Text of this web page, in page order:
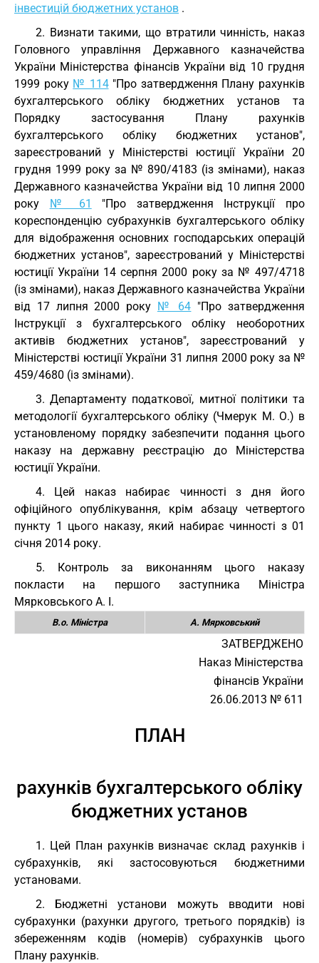
інвестицій бюджетних установ .
2. Визнати такими, що втратили чинність, наказ
Головного управління Державного казначейства
України Міністерства фінансів України від 10 грудня
1999 року № 114"Про затвердження Плану рахунків
бухгалтерського обліку бюджетних установ та
Порядку застосування Плану рахунків
бухгалтерського обліку бюджетних установ",
зареєстрований у Міністерстві юстиції України 20
грудня 1999 року за № 890/4183 (із змінами), наказ
Державного казначейства України від 10 липня 2000
року № 61
"Про затвердження Інструкції про
кореспонденцію субрахунків бухгалтерського обліку
для відображення основних господарських операцій
бюджетних установ", зареєстрований у Міністерстві
юстиції України 14 серпня 2000 року за № 497/4718
(із змінами), наказ Державного казначейства України
від 17 липня 2000 року № 64 "Про затвердження
Інструкції з бухгалтерського обліку необоротних
активів бюджетних установ", зареєстрований у
Міністерстві юстиції України 31 липня 2000 року за №
459/4680 (із змінами).
3. Департаменту податкової, митної політики та
методології бухгалтерського обліку (Чмерук М. О.) в
установленому порядку забезпечити подання цього
наказу на державну реєстрацію до Міністерства
юстиції України.
4. Цей наказ набирає чинності з дня його
офіційного опублікування, крім абзацу четвертого
пункту 1 цього наказу, який набирає чинності з 01
січня 2014 року.
5. Контроль за виконанням цього наказу
покласти на першого заступника Міністра
Мярковського А. І.
В.о. Міністра А. Мярковський
ЗАТВЕРДЖЕНО
Наказ Міністерства
фінансів України
26.06.2013 № 611
ПЛАН
рахунків бухгалтерського обліку
бюджетних установ
1. Цей План рахунків визначає склад рахунків і
субрахунків, які застосовуються бюджетними
установами.
2. Бюджетні установи можуть вводити нові
субрахунки (рахунки другого, третього порядків) із
збереженням кодів (номерів) субрахунків цього
Плану рахунків.